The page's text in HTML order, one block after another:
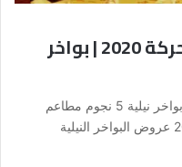
ارخص الرحلات النيلية المتحركة 2020 | بواخر
ارخص الرحلات النيلية المتحركة 2020 | بواخر نيلية 5 نجوم مطاعم
عائمة مصر,المراكب النيلية بالقاهرة 2020 عروض البواخر النيلية